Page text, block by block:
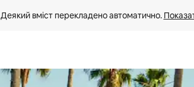
Деякий вміст перекладено автоматично.